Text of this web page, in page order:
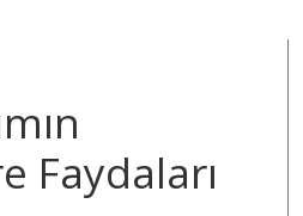
Faydaları